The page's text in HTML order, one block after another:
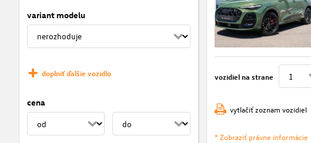
variant modelu
doplniť ďalšie vozidlo
cena
vozidiel na strane
vytlačiť zoznam vozidiel
* Zobraziť právne informácie